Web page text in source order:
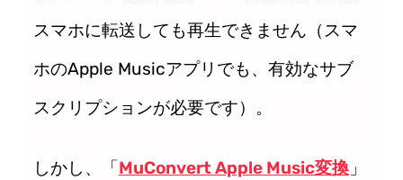
スマホに転送しても再生できません（スマ
ホのApple Musicアプリでも、有効なサブ
スクリプションが必要です）。
しかし、「MuConvert Apple Music変換」